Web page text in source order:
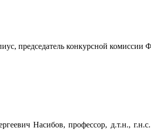
председатель конкурсной комиссии
Насибов, профессор, д.т.н.,